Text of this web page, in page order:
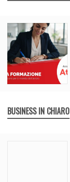
BUSINESS IN CHIARO